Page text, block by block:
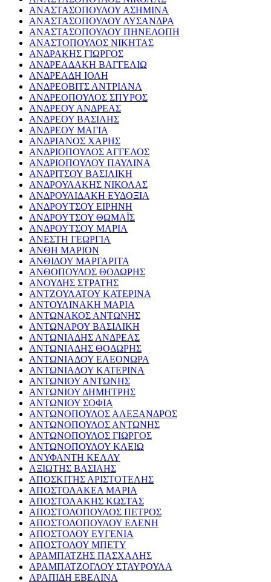
ΑΝΑΣΤΑΣΟΠΟΥΛΟΥ ΑΣΗΜΙΝΑ
ΑΝΑΣΤΑΣΟΠΟΥΛΟΥ ΛΥΣΑΝΔΡΑ
ΑΝΑΣΤΑΣΟΠΟΥΛΟΥ ΠΗΝΕΛΟΠΗ
ΑΝΑΣΤΟΠΟΥΛΟΣ ΝΙΚΗΤΑΣ
ΑΝΔΡΑΚΗΣ ΓΙΩΡΓΟΣ
ΑΝΔΡΕΑΔΑΚΗ ΒΑΓΓΕΛΙΩ
ΑΝΔΡΕΑΔΗ ΙΟΛΗ
ΑΝΔΡΕΟΒΙΤΣ ΑΝΤΡΙΑΝΑ
ΑΝΔΡΕΟΠΟΥΛΟΣ ΣΠΥΡΟΣ
ΑΝΔΡΕΟΥ ΑΝΔΡΕΑΣ
ΑΝΔΡΕΟΥ ΒΑΣΙΛΗΣ
ΑΝΔΡΕΟΥ ΜΑΓΙΑ
ΑΝΔΡΙΑΝΟΣ ΧΑΡΗΣ
ΑΝΔΡΙΟΠΟΥΛΟΣ ΑΓΓΕΛΟΣ
ΑΝΔΡΙΟΠΟΥΛΟΥ ΠΑΥΛΙΝΑ
ΑΝΔΡΙΤΣΟΥ ΒΑΣΙΛΙΚΗ
ΑΝΔΡΟΥΛΑΚΗΣ ΝΙΚΟΛΑΣ
ΑΝΔΡΟΥΛΙΔΑΚΗ ΕΥΔΟΞΙΑ
ΑΝΔΡΟΥΤΣΟΥ ΕΙΡΗΝΗ
ΑΝΔΡΟΥΤΣΟΥ ΘΩΜΑΪΣ
ΑΝΔΡΟΥΤΣΟΥ ΜΑΡΙΑ
ΑΝΕΣΤΗ ΓΕΩΡΓΙΑ
ΑΝΘΗ ΜΑΡΙΟΝ
ΑΝΘΙΔΟΥ ΜΑΡΓΑΡΙΤΑ
ΑΝΘΟΠΟΥΛΟΣ ΘΟΔΩΡΗΣ
ΑΝΟΥΔΗΣ ΣΤΡΑΤΗΣ
ΑΝΤΖΟΥΛΑΤΟΥ ΚΑΤΕΡΙΝΑ
ΑΝΤΟΥΛΙΝΑΚΗ ΜΑΡΙΑ
ΑΝΤΩΝΑΚΟΣ ΑΝΤΩΝΗΣ
ΑΝΤΩΝΑΡΟΥ ΒΑΣΙΛΙΚΗ
ΑΝΤΩΝΙΑΔΗΣ ΑΝΔΡΕΑΣ
ΑΝΤΩΝΙΑΔΗΣ ΘΟΔΩΡΗΣ
ΑΝΤΩΝΙΑΔΟΥ ΕΛΕΟΝΩΡΑ
ΑΝΤΩΝΙΑΔΟΥ ΚΑΤΕΡΙΝΑ
ΑΝΤΩΝΙΟΥ ΑΝΤΩΝΗΣ
ΑΝΤΩΝΙΟΥ ΔΗΜΗΤΡΗΣ
ΑΝΤΩΝΙΟΥ ΣΟΦΙΑ
ΑΝΤΩΝΟΠΟΥΛΟΣ ΑΛΕΞΑΝΔΡΟΣ
ΑΝΤΩΝΟΠΟΥΛΟΣ ΑΝΤΩΝΗΣ
ΑΝΤΩΝΟΠΟΥΛΟΣ ΓΙΩΡΓΟΣ
ΑΝΤΩΝΟΠΟΥΛΟΥ ΚΛΕΙΩ
ΑΝΥΦΑΝΤΗ ΚΕΛΛΥ
ΑΞΙΩΤΗΣ ΒΑΣΙΛΗΣ
ΑΠΟΣΚΙΤΗΣ ΑΡΙΣΤΟΤΕΛΗΣ
ΑΠΟΣΤΟΛΑΚΕΑ ΜΑΡΙΑ
ΑΠΟΣΤΟΛΑΚΗΣ ΚΩΣΤΑΣ
ΑΠΟΣΤΟΛΟΠΟΥΛΟΣ ΠΕΤΡΟΣ
ΑΠΟΣΤΟΛΟΠΟΥΛΟΥ ΕΛΕΝΗ
ΑΠΟΣΤΟΛΟΥ ΕΥΓΕΝΙΑ
ΑΠΟΣΤΟΛΟΥ ΜΠΕΤΥ
ΑΡΑΜΠΑΤΖΗΣ ΠΑΣΧΑΛΗΣ
ΑΡΑΜΠΑΤΖΟΓΛΟΥ ΣΤΑΥΡΟΥΛΑ
ΑΡΑΠΙΔΗ ΕΒΕΛΙΝΑ